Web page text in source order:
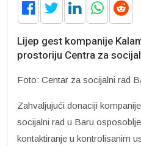
Lijep gest kompanije
prostoriju Centra za
Foto: Centar za socijalni rad
Zahvaljujući donaciji
socijalni rad u Baru
kontaktiranje u kontrolisanim